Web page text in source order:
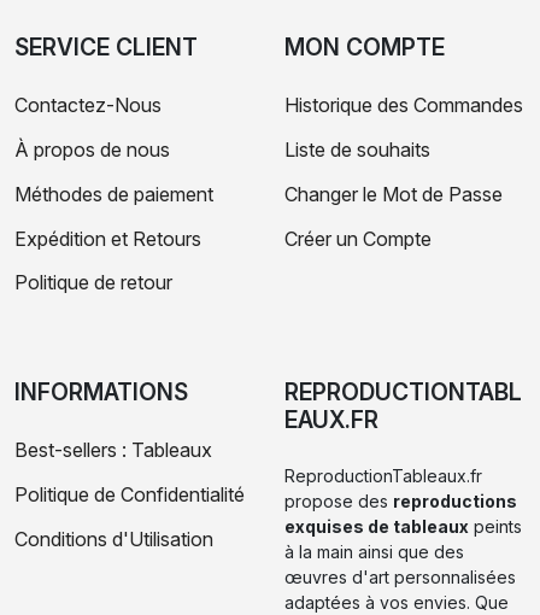
SERVICE CLIENT
Contactez-Nous
À propos de nous
Méthodes de paiement
Expédition et Retours
Politique de retour
MON COMPTE
Historique des Commandes
Liste de souhaits
Changer le Mot de Passe
Créer un Compte
INFORMATIONS
Best-sellers : Tableaux
Politique de Confidentialité
Conditions d'Utilisation
REPRODUCTIONTABL
EAUX.FR
ReproductionTableaux.fr
propose des reproductions
exquises de tableaux peints
à la main ainsi que des
œuvres d'art personnalisées
adaptées à vos envies. Que